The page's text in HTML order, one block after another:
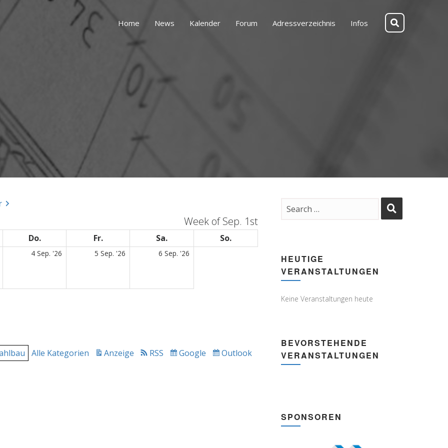
Home News Kalender Forum Adressverzeichnis Infos
Week of Sep. 1st
Do.Donnerstag Fr.Freitag Sa. So.
4 Sep. '26 5 Sep. '26 6 Sep. '26
Alle Kategorien Anzeige drucken
RSS
Subscribe
Google
Subscribe
Outlook
HEUTIGE
VERANSTALTUNGEN
Keine Veranstaltungen heute
BEVORSTEHENDE
VERANSTALTUNGEN
SPONSOREN